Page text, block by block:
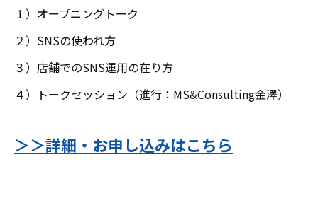
１）オープニングトーク
２）SNSの使われ方
３）店舗でのSNS運用の在り方
４）トークセッション（進行：MS&Consulting金澤）
＞＞詳細・お申し込みはこちら